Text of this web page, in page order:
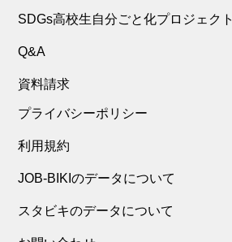
SDGs高校生自分ごと化プロジェクト
Q&A
資料請求
プライバシーポリシー
利用規約
JOB-BIKIのデータについて
スタビキのデータについて